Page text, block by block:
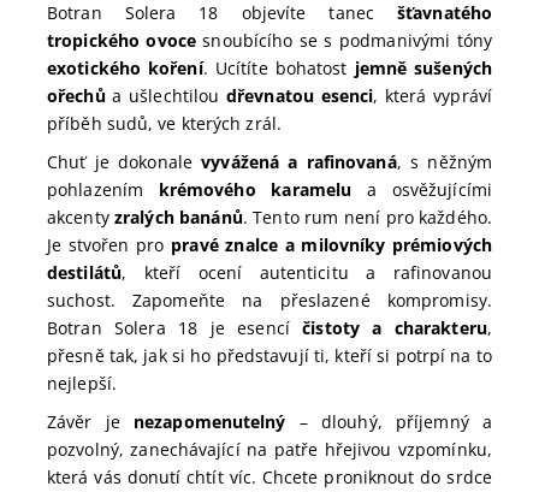
Botran Solera 18 objevíte tanec šťavnatého
tropického ovocesnoubícího se s podmanivými tóny
exotického koření. Ucítíte bohatost jemně sušených
ořechůa ušlechtilou dřevnatou esenci, která vypráví
příběh sudů, ve kterých zrál.
Chuť je dokonalevyvážená a rafinovaná, s něžným
pohlazením krémového karamelu a osvěžujícími
akcentyzralých banánů. Tento rum není pro každého.
Je stvořen pro pravé znalce a milovníky prémiových
destilátů, kteří ocení autenticitu a rafinovanou
suchost. Zapomeňte na přeslazené kompromisy.
Botran Solera 18 je esencíčistoty a charakteru,
přesně tak, jak si ho představují ti, kteří si potrpí na to
nejlepší.
Závěr je nezapomenutelný – dlouhý, příjemný a
pozvolný, zanechávající na patře hřejivou vzpomínku,
která vás donutí chtít víc. Chcete proniknout do srdce